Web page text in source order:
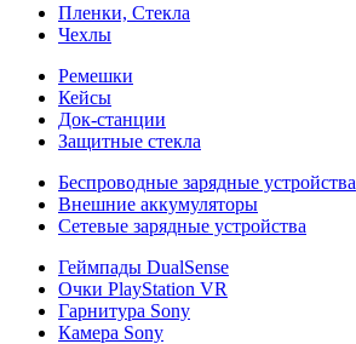
Пленки, Стекла
Чехлы
Ремешки
Кейсы
Док-станции
Защитные стекла
Беспроводные зарядные устройства
Внешние аккумуляторы
Сетевые зарядные устройства
Геймпады DualSense
Очки PlayStation VR
Гарнитура Sony
Камера Sony